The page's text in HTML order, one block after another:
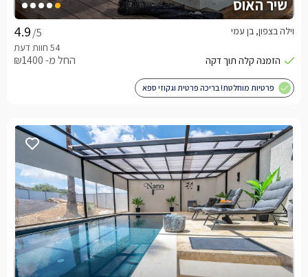
שיר האוס
/5 וילה בצפון, בן עמי
החל מ- ₪1400
פרטיות מוחלטת! בריכה פרטית וגקוזי ספא